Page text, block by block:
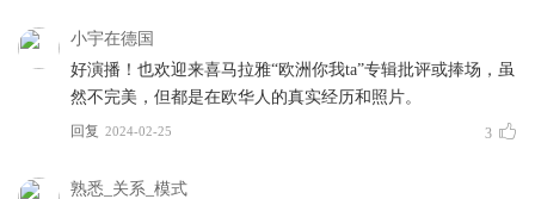
小宇在德国
好演播！也欢迎来喜马拉雅“欧洲你我ta”专辑批评或捧场，虽
然不完美，但都是在欧华人的真实经历和照片。
回复 2024-02-25 3
熟悉_关系_模式